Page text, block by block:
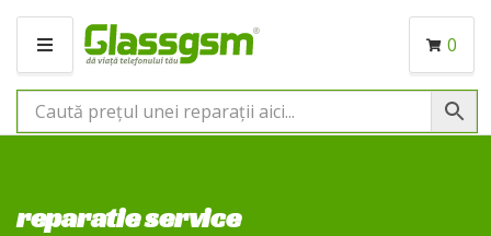
M
N
I
0
reparatie service